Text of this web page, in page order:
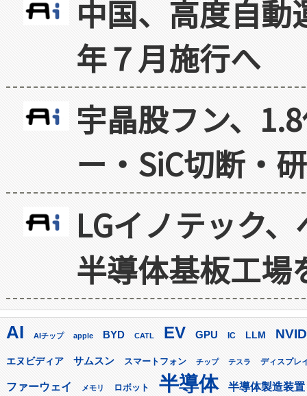
中国、高度自
年７月施行へ
宇晶股フン、
ー・SiC切断・
LGイノテック
半導体基板工場
AI AIチップ apple BYD CATL EV GPU IC LLM
エヌビディア サムスン スマートフォン チップ テスラ ディスプレ
ファーウェイ メモリ ロボット 半導体 半導体製造装置